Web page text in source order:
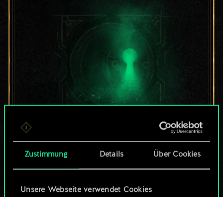
Zustimmung Details Über Cookies
Unsere Webseite verwendet Cookies
Bis jetzt ist dies nur
ein geteilter Satz
Karten.